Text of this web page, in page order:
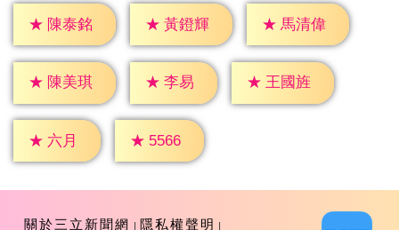
★ 陳泰銘 ★ 黃鐙輝 ★ 馬清偉
★ 陳美琪 ★ 李易 ★ 王國旌
★ 六月 ★ 5566
關於三立新聞網 隱私權聲明